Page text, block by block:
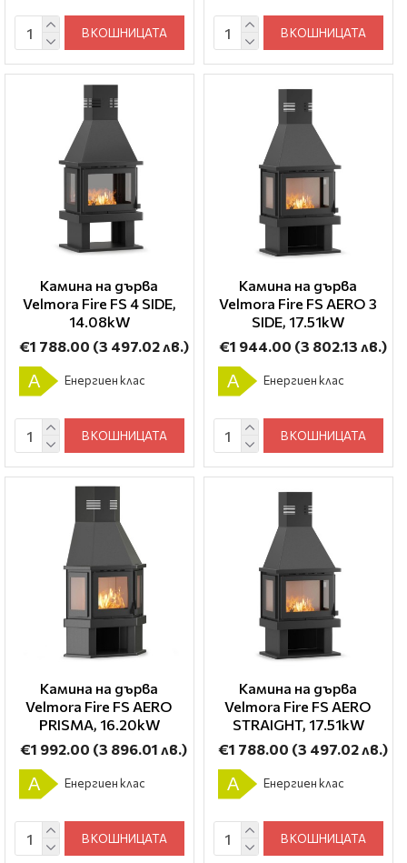
В КОШНИЦАТА В КОШНИЦАТА
Камина на дърва
Velmora Fire FS 4 SIDE,
14.08kW
€1 788.00 (3 497.02 лв.)
A Енергиен клас
В КОШНИЦАТА
Камина на дърва
Velmora Fire FS AERO 3
SIDE, 17.51kW
€1 944.00 (3 802.13 лв.)
A Енергиен клас
В КОШНИЦАТА
Камина на дърва
Velmora Fire FS AERO
PRISMA, 16.20kW
€1 992.00 (3 896.01 лв.)
A Енергиен клас
В КОШНИЦАТА
Камина на дърва
Velmora Fire FS AERO
STRAIGHT, 17.51kW
€1 788.00 (3 497.02 лв.)
A Енергиен клас
В КОШНИЦАТА